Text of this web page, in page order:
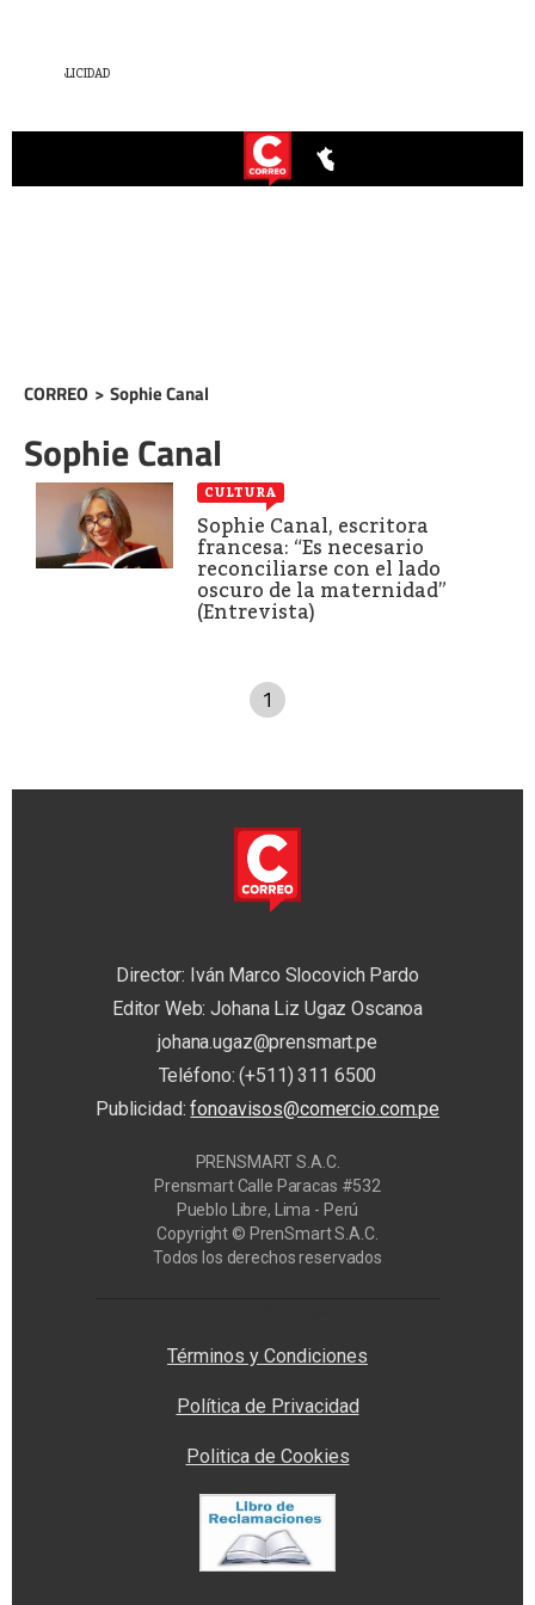
CORREO > Sophie Canal
Sophie Canal
CULTURA
Sophie Canal, escritora
francesa: “Es necesario
reconciliarse con el lado
oscuro de la maternidad”
(Entrevista)
1
Director: Iván Marco Slocovich Pardo
Editor Web: Johana Liz Ugaz Oscanoa
johana.ugaz@prensmart.pe
Teléfono: (+511) 311 6500
Publicidad:fonoavisos@comercio.com.pe
PRENSMART S.A.C.
Prensmart Calle Paracas #532
Pueblo Libre, Lima - Perú
Copyright © PrenSmart S.A.C.
Todos los derechos reservados
Términos y Condiciones
Política de Privacidad
Politica de Cookies